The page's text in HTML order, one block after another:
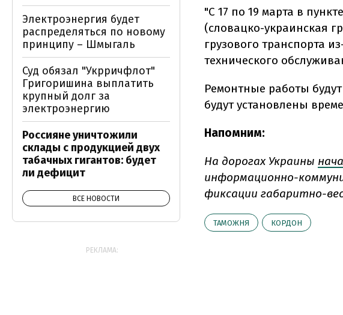
"С 17 по 19 марта в
(словацко-украинская
грузового транспорта
технического
Ремонтные работы
будут установлены
Напомним:
На дорогах Украины
информационно-
фиксации габаритно-
ТАМОЖНЯ КОРДОН
Электроэнергия будет
распределяться по новому
принципу – Шмыгаль
Суд обязал "Укрричфлот"
Григоришина выплатить
крупный долг за
электроэнергию
Россияне уничтожили
склады с продукцией двух
табачных гигантов: будет
ли дефицит
ВСЕ НОВОСТИ
РЕКЛАМА: